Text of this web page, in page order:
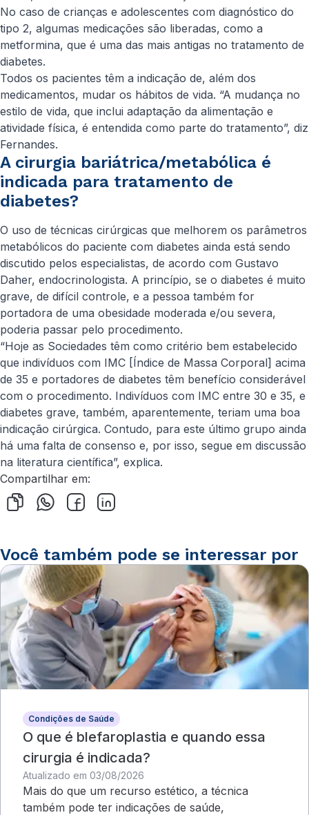
No caso de crianças e adolescentes com diagnóstico do
tipo 2, algumas medicações são liberadas, como a
metformina, que é uma das mais antigas no tratamento de
diabetes.
Todos os pacientes têm a indicação de, além dos
medicamentos, mudar os hábitos de vida. “A mudança no
estilo de vida, que inclui adaptação da alimentação e
atividade física, é entendida como parte do tratamento”, diz
Fernandes.
A cirurgia bariátrica/metabólica é
indicada para tratamento de
diabetes?
O uso de técnicas cirúrgicas que melhorem os parâmetros
metabólicos do paciente com diabetes ainda está sendo
discutido pelos especialistas, de acordo com Gustavo
Daher, endocrinologista. A princípio, se o diabetes é muito
grave, de difícil controle, e a pessoa também for
portadora de uma obesidade moderada e/ou severa,
poderia passar pelo procedimento.
“Hoje as Sociedades têm como critério bem estabelecido
que indivíduos com IMC [Índice de Massa Corporal] acima
de 35 e portadores de diabetes têm benefício considerável
com o procedimento. Indivíduos com IMC entre 30 e 35, e
diabetes grave, também, aparentemente, teriam uma boa
indicação cirúrgica. Contudo, para este último grupo ainda
há uma falta de consenso e, por isso, segue em discussão
na literatura científica”, explica.
Compartilhar em:
Você também pode se interessar por
Condições de Saúde
O que é blefaroplastia e quando essa
cirurgia é indicada?
Atualizado em 03/08/2026
Mais do que um recurso estético, a técnica
também pode ter indicações de saúde,